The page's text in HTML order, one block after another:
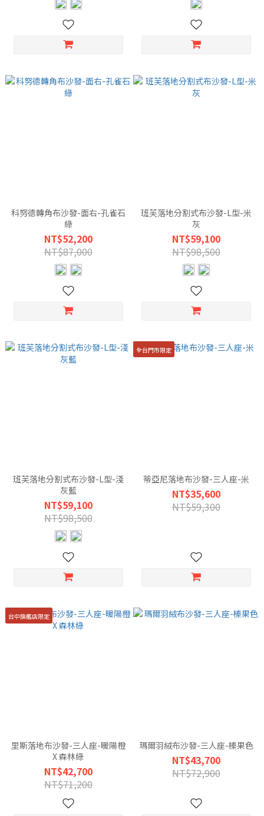
科努德轉角布沙發-面右-孔雀石
綠
NT$52,200
NT$87,000
班芙落地分割式布沙發-L型-米
灰
NT$59,100
NT$98,500
班芙落地分割式布沙發-L型-淺
灰藍
NT$59,100
NT$98,500
全台門市限定
蒂亞尼落地布沙發-三人座-米
NT$35,600
NT$59,300
台中旗艦店限定
里斯落地布沙發-三人座-暖陽橙
X 森林綠
NT$42,700
NT$71,200
瑪爾羽絨布沙發-三人座-榛果色
NT$43,700
NT$72,900